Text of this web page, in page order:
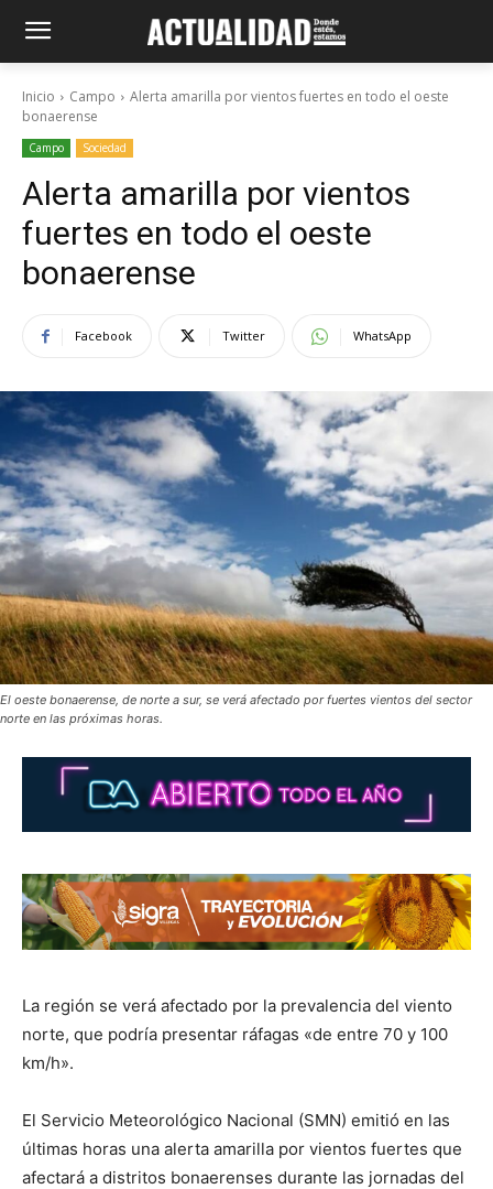
Inicio Campo
Alerta amarilla por vientos fuertes en todo el oeste
bonaerense
Campo Sociedad
Alerta amarilla por vientos
fuertes en todo el oeste
bonaerense
Facebook Twitter WhatsApp
El oeste bonaerense, de norte a sur, se verá afectado por fuertes vientos del sector
norte en las próximas horas.
La región se verá afectado por la prevalencia del viento
norte, que podría presentar ráfagas «de entre 70 y 100
km/h».
El Servicio Meteorológico Nacional (SMN) emitió en las
últimas horas una alerta amarilla por vientos fuertes que
afectará a distritos bonaerenses durante las jornadas del